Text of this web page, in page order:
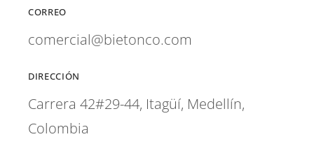
CORREO
comercial@bietonco.com
DIRECCIÓN
Carrera 42#29-44, Itagüí, Medellín,
Colombia